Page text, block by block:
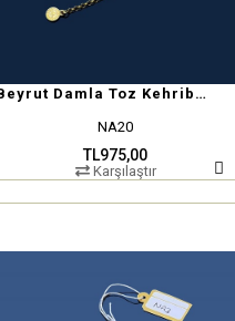
Beyrut Damla Toz Kehribar
NA20
TL975,00
Karşılaştır